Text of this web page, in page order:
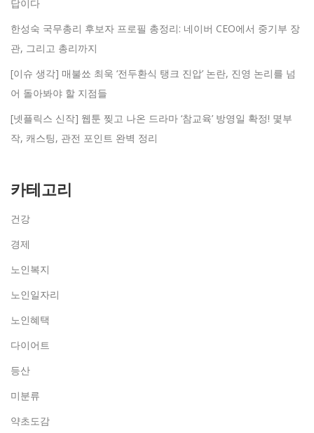
답이다
한성숙 국무총리 후보자 프로필 총정리: 네이버 CEO에서 중기부 장
관, 그리고 총리까지
[이슈 생각] 매불쑈 최욱 ‘전두환식 탱크 진압’ 논란, 진영 논리를 넘
어 돌아봐야 할 지점들
[넷플릭스 신작] 웹툰 찢고 나온 드라마 ‘참교육’ 방영일 확정! 몇부
작, 캐스팅, 관전 포인트 완벽 정리
카테고리
건강
경제
노인복지
노인일자리
노인혜택
다이어트
등산
미분류
약초도감